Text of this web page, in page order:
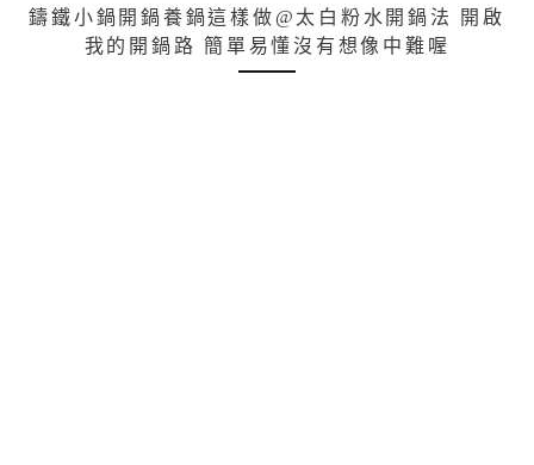
鑄鐵小鍋開鍋養鍋這樣做@太白粉水開鍋法 開啟
我的開鍋路 簡單易懂沒有想像中難喔